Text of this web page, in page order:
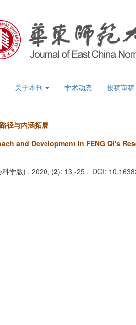
关于本刊 学术动态 投稿审稿
径与内涵拓展
and Development in FENG Qi's
学版) . 2020, (2): 13 -25 . DOI: